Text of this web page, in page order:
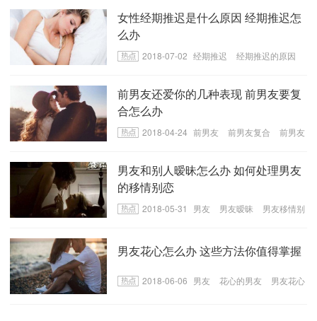
女性经期推迟是什么原因 经期推迟怎
么办
2018-07-02 经期推迟
经期推迟的原因
前男友还爱你的几种表现 前男友要复
合怎么办
2018-04-24 前男友 前男友复合
前男友
男友和别人暧昧怎么办 如何处理男友
的移情别恋
2018-05-31 男友 男友暧昧
男友移情别
男友花心怎么办 这些方法你值得掌握
2018-06-06 男友 花心的男友
男友花心